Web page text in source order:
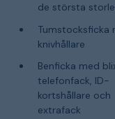
de största
Tumstocksficka
knivhållare
Benficka med
telefonfack, ID-
kortshållare och
extrafack